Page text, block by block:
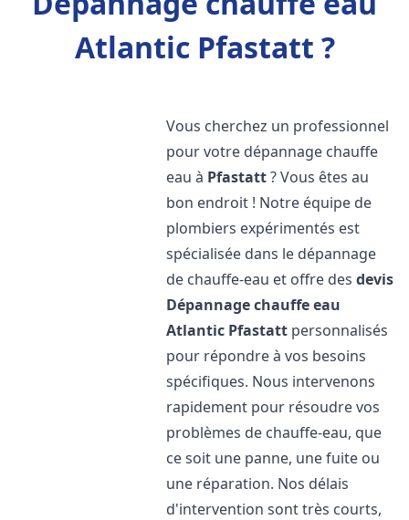
Atlantic Pfastatt ?
Vous cherchez un professionnel
pour votre dépannage chauffe
eau à Pfastatt? Vous êtes au
bon endroit ! Notre équipe de
plombiers expérimentés est
spécialisée dans le dépannage
de chauffe-eau et offre desdevis
Dépannage chauffe eau
Atlantic Pfastatt personnalisés
pour répondre à vos besoins
spécifiques. Nous intervenons
rapidement pour résoudre vos
problèmes de chauffe-eau, que
ce soit une panne, une fuite ou
une réparation. Nos délais
d'intervention sont très courts,